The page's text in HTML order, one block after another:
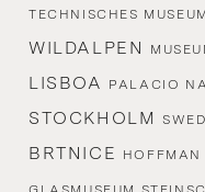
TECHNISCHES MUSEUM
WILDALPEN
LISBOA PALACIO
STOCKHOLM
BRTNICE HOFFMAN